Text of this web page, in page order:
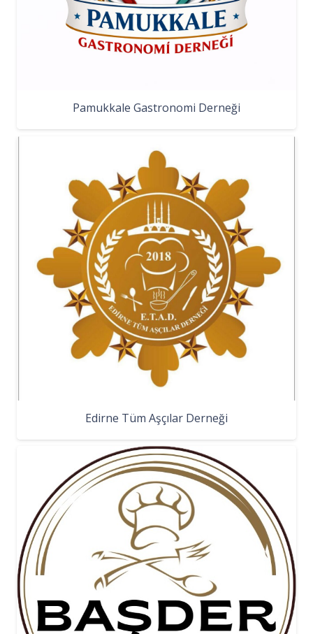
Pamukkale Gastronomi Derneği
Edirne Tüm Aşçılar Derneği